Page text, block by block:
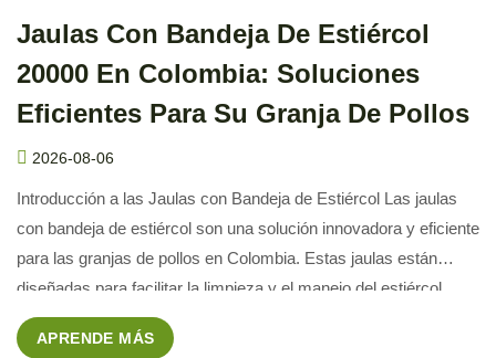
Jaulas Con Bandeja De Estiércol
20000 En Colombia: Soluciones
Eficientes Para Su Granja De Pollos
2026-08-06
Introducción a las Jaulas con Bandeja de Estiércol Las jaulas
con bandeja de estiércol son una solución innovadora y eficiente
para las granjas de pollos en Colombia. Estas jaulas están
diseñadas para facilitar la limpieza y el manejo del estiércol,
mejorando la higiene y la productividad del establecimiento.
Beneficios de las Jaulas con Bandeja de […]
APRENDE MÁS